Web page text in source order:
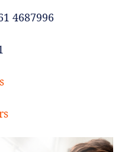
4687996